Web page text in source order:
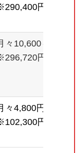
円
々10,600～
円
々4,800円～
円